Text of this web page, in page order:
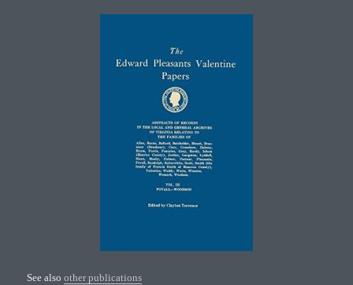
See alsoother publications